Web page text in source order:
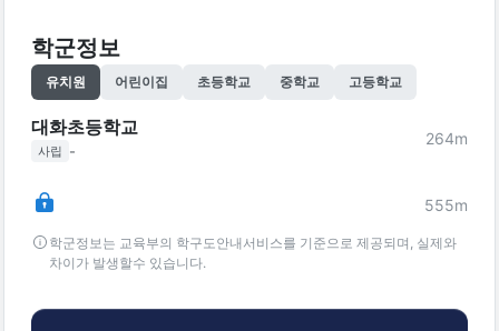
학군정보
유치원 어린이집 초등학교 중학교 고등학교
대화초등학교
사립 -
264m
555m
학군정보는 교육부의 학구도안내서비스를 기준으로 제공되며, 실제와
차이가 발생할수 있습니다.